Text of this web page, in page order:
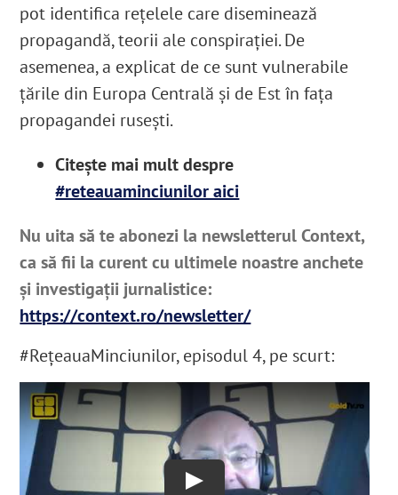
pot identifica rețelele care diseminează
propagandă, teorii ale conspirației. De
asemenea, a explicat de ce sunt vulnerabile
țările din Europa Centrală și de Est în fața
propagandei rusești.
Citește mai mult despre
#reteauaminciunilor aici
Nu uita să te abonezi la newsletterul Context,
ca să fii la curent cu ultimele noastre anchete
și investigații jurnalistice:
https://context.ro/newsletter/
#RețeauaMinciunilor, episodul 4, pe scurt:
Play